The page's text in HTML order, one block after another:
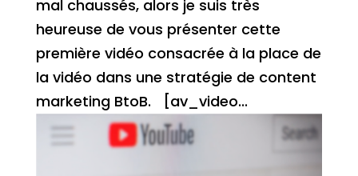
mal chaussés, alors je suis très
heureuse de vous présenter cette
première vidéo consacrée à la place de
la vidéo dans une stratégie de content
marketing BtoB. [av_video...